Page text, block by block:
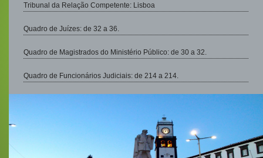
Tribunal da Relação Competente: Lisboa
Quadro de Juízes: de 32 a 36.
Quadro de Magistrados do Ministério Público: de 30 a 32.
Quadro de Funcionários Judiciais: de 214 a 214.